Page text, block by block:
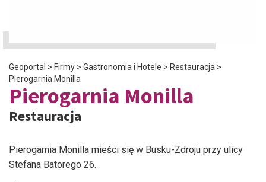
Geoportal > Firmy > Gastronomia i Hotele > Restauracja >
Pierogarnia Monilla
Pierogarnia Monilla
Restauracja
Pierogarnia Monilla mieści się w Busku-Zdroju przy ulicy
Stefana Batorego 26.